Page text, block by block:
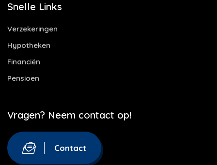
Snelle Links
Verzekeringen
Hypotheken
Financiën
Pensioen
Vragen? Neem contact op!
Contact